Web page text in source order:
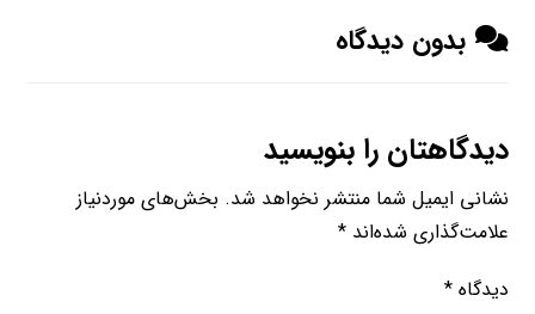
بدون دیدگاه
دیدگاهتان را بنویسید
نشانی ایمیل شما منتشر نخواهد شد. بخش‌های موردنیاز
علامت‌گذاری شده‌اند*
دیدگاه*